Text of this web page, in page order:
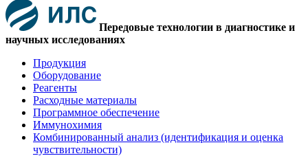
Передовые технологии в диагностике и
научных исследованиях
Продукция
Оборудование
Реагенты
Расходные материалы
Программное обеспечение
Иммунохимия
Комбинированный анализ (идентификация и оценка
чувствительности)